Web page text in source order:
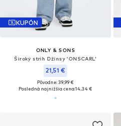
KUPÓN
ONLY & SONS
Široký strih Džínsy 'ONSCARL'
21,51 €
Pôvodne: 39,99 €
Posledná najnižšia cena:14,34 €